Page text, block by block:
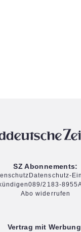
SZ Abonnements:
Datenschutz-
089/2183-8955
Abo widerrufen
Vertrag mit